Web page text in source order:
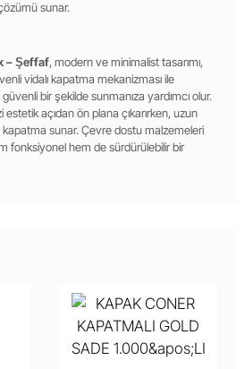
sunar.
– Şeffaf, modern ve minimalist tasarımı,
vidalı kapatma mekanizması ile
bir şekilde sunmanıza yardımcı olur.
estetik açıdan ön plana çıkarırken, uzun
kapatma sunar. Çevre dostu malzemeleri
fonksiyonel hem de sürdürülebilir bir